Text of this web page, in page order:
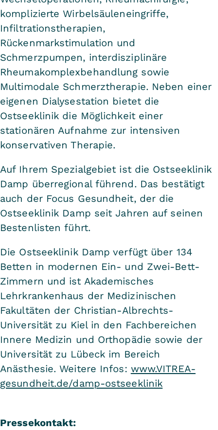
komplizierte Wirbelsäuleneingriffe,
Infiltrationstherapien,
Rückenmarkstimulation und
Schmerzpumpen, interdisziplinäre
Rheumakomplexbehandlung sowie
Multimodale Schmerztherapie. Neben einer
eigenen Dialysestation bietet die
Ostseeklinik die Möglichkeit einer
stationären Aufnahme zur intensiven
konservativen Therapie.
Auf Ihrem Spezialgebiet ist die Ostseeklinik
Damp überregional führend. Das bestätigt
auch der Focus Gesundheit, der die
Ostseeklinik Damp seit Jahren auf seinen
Bestenlisten führt.
Die Ostseeklinik Damp verfügt über 134
Betten in modernen Ein- und Zwei-Bett-
Zimmern und ist Akademisches
Lehrkrankenhaus der Medizinischen
Fakultäten der Christian-Albrechts-
Universität zu Kiel in den Fachbereichen
Innere Medizin und Orthopädie sowie der
Universität zu Lübeck im Bereich
Anästhesie. Weitere Infos: www.VITREA-
gesundheit.de/damp-ostseeklinik
Pressekontakt: